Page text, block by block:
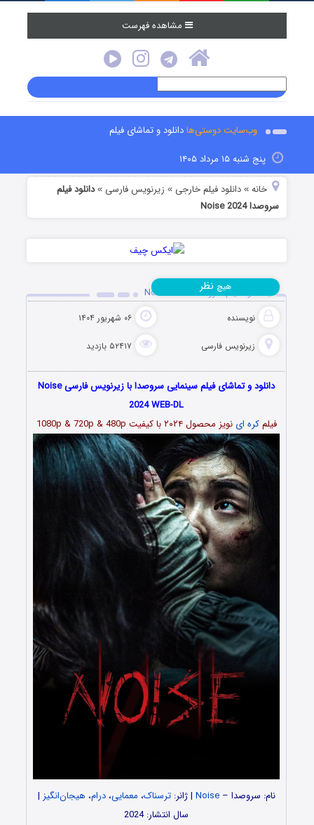
مشاهده فهرست
وب‌سایت دوستی‌هادانلود و تماشای فیلم
پنج شنبه ۱۵ مرداد ۱۴۰۵
خانه »دانلود فیلم خارجی » زیرنویس فارسی »دانلود فیلم
سروصدا Noise 2024
دانلود فیلم سروصدا Noise 2024
نویسنده ۰۶ شهریور ۱۴۰۴
زیرنویس فارسی ۵۲۴۱۷ بازدید
هیچ نظر
دانلود و تماشای فیلم سینمایی سروصدا با زیرنویس فارسی Noise
2024 WEB-DL
فیلمکره ای نویز محصول ۲۰۲۴ با کیفیت 1080p & 720p & 480p
نام: سروصدا –Noise | ژانر:ترسناک، معمایی،درام، هیجان‌انگیز |
سال انتشار: 2024